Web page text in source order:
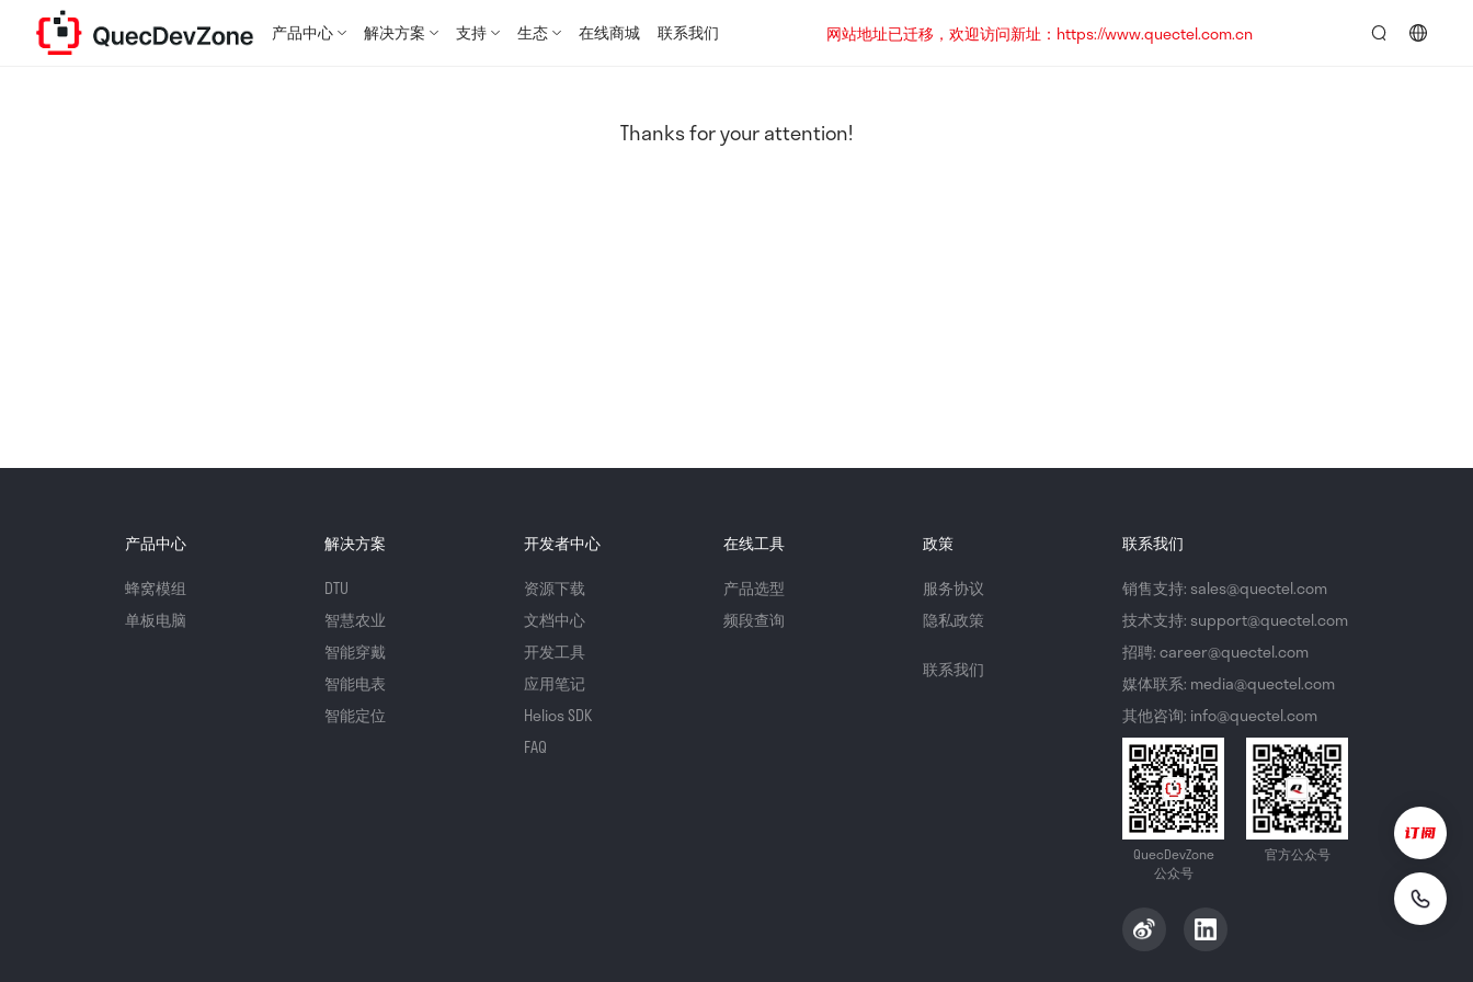
产品中心 解决方案 支持 生态 在线商城 联系我们
网站地址已迁移，欢迎访问新址：https://www.quectel.com.cn
Thanks for your attention!
产品中心
蜂窝模组
单板电脑
解决方案
DTU
智慧农业
智能穿戴
智能电表
智能定位
开发者中心
资源下载
文档中心
开发工具
应用笔记
Helios SDK
FAQ
在线工具
产品选型
频段查询
政策
服务协议
隐私政策
联系我们
联系我们
销售支持: sales@quectel.com
技术支持: support@quectel.com
招聘: career@quectel.com
媒体联系: media@quectel.com
其他咨询: info@quectel.com
QuecDevZone
公众号
官方公众号